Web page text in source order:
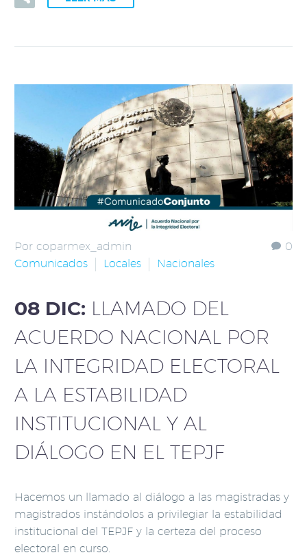
0
Por coparmex_admin
Comunicados
Locales Nacionales
08 DIC: LLAMADO DEL
ACUERDO NACIONAL POR
LA INTEGRIDAD ELECTORAL
A LA ESTABILIDAD
INSTITUCIONAL Y AL
DIÁLOGO EN EL TEPJF
Hacemos un llamado al diálogo a las magistradas y
magistrados instándolos a privilegiar la estabilidad
institucional del TEPJF y la certeza del proceso
electoral en curso.